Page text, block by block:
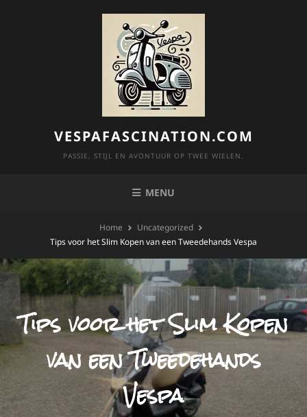
VESPAFASCINATION.COM
PASSIE, STIJL EN AVONTUUR OP TWEE WIELEN.
MENU
Home
Uncategorized
Tips voor het Slim Kopen van een Tweedehands Vespa
Tips voor het Slim Kopen
van een Tweedehands
Vespa